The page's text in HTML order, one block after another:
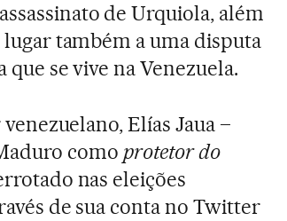
de Urquiola, além
também a uma disputa
se vive na Venezuela.
Elías Jaua –
como protetor do
nas eleições
de sua conta no Twitter